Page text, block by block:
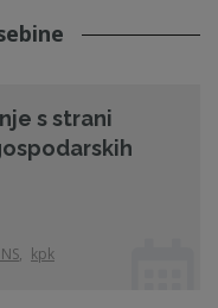
s strani
, kpk